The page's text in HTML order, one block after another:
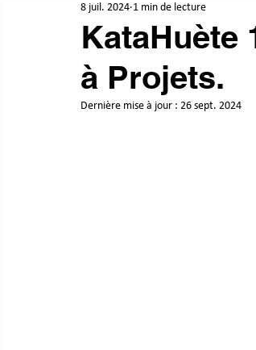
Les actus des membres
KataHuète
à Projets.
8 juil. 2024 1 min de lecture
Dernière mise à jour : 26 sept. 2024